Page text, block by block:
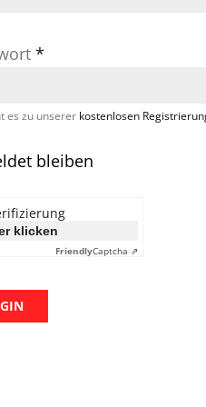
*
es zu unserer kostenlosen
bleiben
klicken
FriendlyCaptcha ⇗